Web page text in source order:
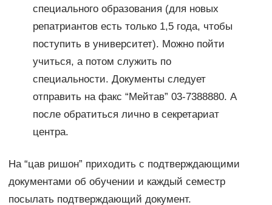
специального образования (для новых
репатриантов есть только 1,5 года, чтобы
поступить в университет). Можно пойти
учиться, а потом служить по
специальности. Документы следует
отправить на факс “Мейтав” 03-7388880. А
после обратиться лично в секретариат
центра.
На “цав ришон” приходить с подтверждающими
документами об обучении и каждый семестр
посылать подтверждающий документ.